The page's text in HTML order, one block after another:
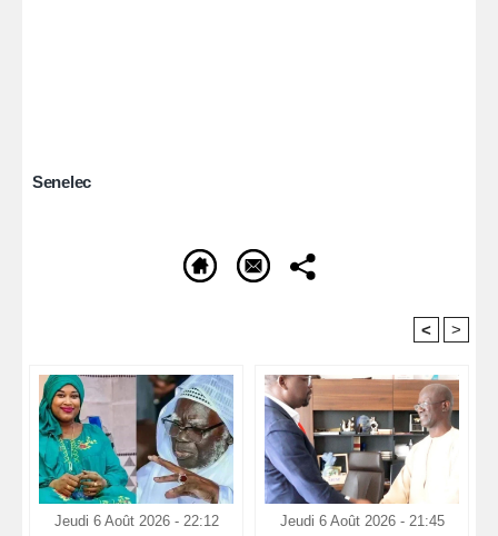
Senelec
< >
Jeudi 6 Août 2026 - 22:12 Jeudi 6 Août 2026 - 21:45